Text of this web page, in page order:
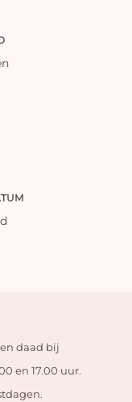
daad bij
en 17.00 uur.